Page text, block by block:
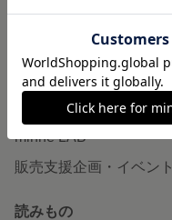
食品販売
ヴィンテージ販売
ダウンロード販売
minne PLUS
minne LAB
販売支援企画・イベント
読みもの